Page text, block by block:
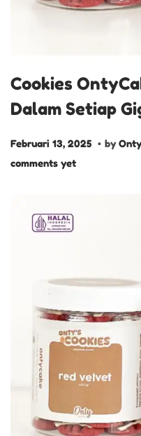
Cookies
Dalam Setiap
P
o
Februari 13, 2025 F
i
3
,
0
5
. by
comments yet